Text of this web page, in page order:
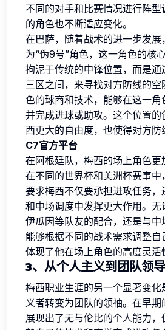
不同的对手和比赛情况进行阵型
的角色也不断适应变化。
在巴萨，随着战术的进一步发
为“伪9号”角色，这一角色的核
拘泥于传统的中锋位置，而是
三区之间，来寻找对方防线的
色的球商和技术，能够在这一角
并完成进球或助攻。这个位置
西更大的自由度，也使得对方防
C7官方平台
在阿根廷队，梅西的场上角色更
在不同的世界杯和美洲杯赛事
要求梅西不仅要承担进攻任务
和中场调度中发挥更大作用。无
伊瓜因等队友的配合，还是与
能够根据不同的战术需求调整自
体现了他在场上角色的高度灵活
3、从个人主义到团队领
梅西职业生涯的另一个显著变化
义者转变为团队的领袖。在早
展现出了无与伦比的个人能力